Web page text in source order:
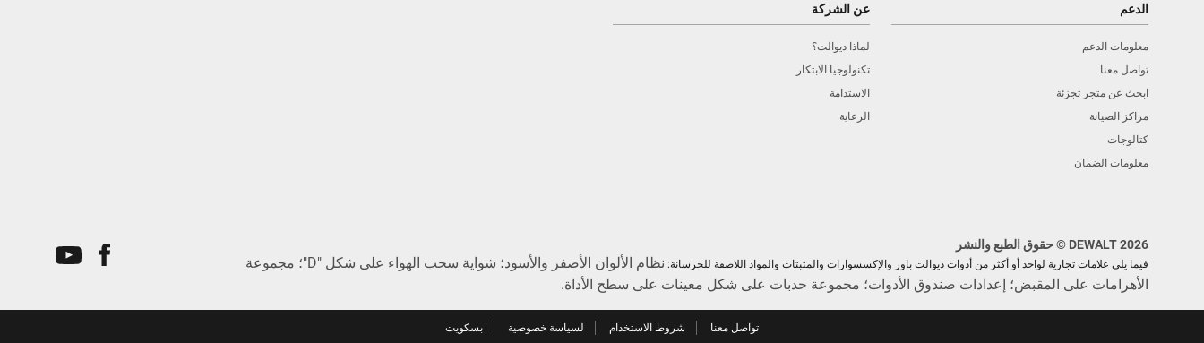
الدعم
معلومات الدعم
تواصل معنا
ابحث عن متجر تجزئة
مراكز الصيانة
كتالوجات
معلومات الضمان
عن الشركة
لماذا ديوالت؟
تكنولوجيا الابتكار
الاستدامة
الرعاية
DEWALT 2026 © حقوق الطبع والنشر
فيما يلي علامات تجارية لواحد أو أكثر من أدوات ديوالت باور والإكسسوارات والمثبتات والمواد اللاصقة للخرسانة:
نظام الألوان الأصفر والأسود؛ شواية سحب الهواء على شكل "D"؛ مجموعة
الأهرامات على المقبض؛ إعدادات صندوق الأدوات؛ مجموعة حدبات على شكل معينات على سطح الأداة.
تواصل معنا شروط الاستخدام لسياسة خصوصية بسكويت